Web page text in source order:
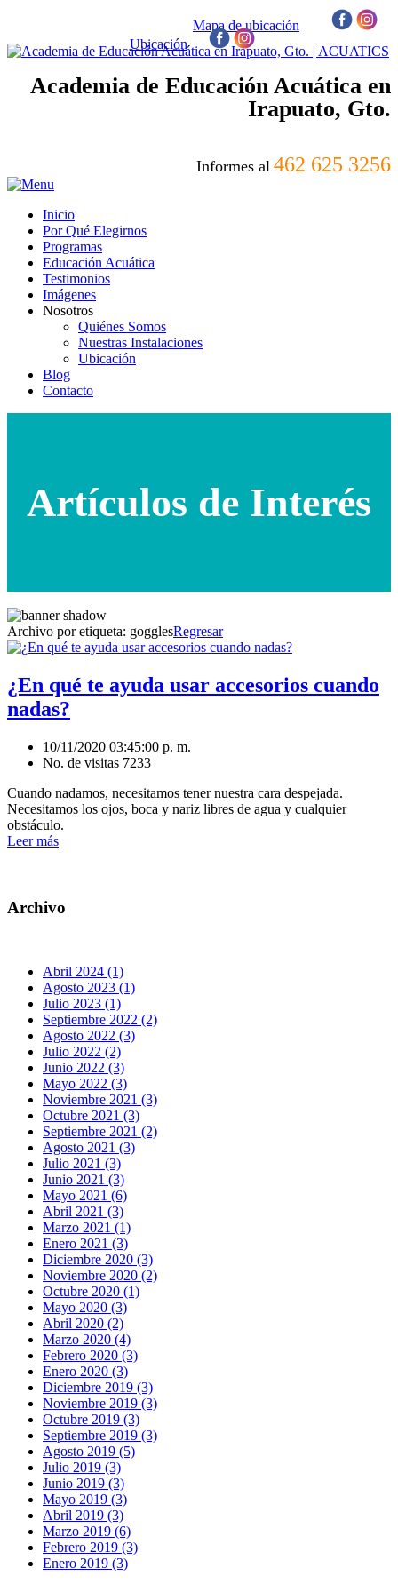
Mapa de ubicación
Ubicación /
Academia de Educación Acuática en
Irapuato, Gto.
Informes al 462 625 3256
Inicio
Por Qué Elegirnos
Programas
Educación Acuática
Testimonios
Imágenes
Nosotros
Quiénes Somos
Nuestras Instalaciones
Ubicación
Blog
Contacto
Artículos de Interés
Archivo por etiqueta: gogglesRegresar
¿En qué te ayuda usar accesorios cuando
nadas?
10/11/2020 03:45:00 p. m.
No. de visitas 7233
Cuando nadamos, necesitamos tener nuestra cara despejada.
Necesitamos los ojos, boca y nariz libres de agua y cualquier
obstáculo.
Leer más
Archivo
Abril 2024 (1)
Agosto 2023 (1)
Julio 2023 (1)
Septiembre 2022 (2)
Agosto 2022 (3)
Julio 2022 (2)
Junio 2022 (3)
Mayo 2022 (3)
Noviembre 2021 (3)
Octubre 2021 (3)
Septiembre 2021 (2)
Agosto 2021 (3)
Julio 2021 (3)
Junio 2021 (3)
Mayo 2021 (6)
Abril 2021 (3)
Marzo 2021 (1)
Enero 2021 (3)
Diciembre 2020 (3)
Noviembre 2020 (2)
Octubre 2020 (1)
Mayo 2020 (3)
Abril 2020 (2)
Marzo 2020 (4)
Febrero 2020 (3)
Enero 2020 (3)
Diciembre 2019 (3)
Noviembre 2019 (3)
Octubre 2019 (3)
Septiembre 2019 (3)
Agosto 2019 (5)
Julio 2019 (3)
Junio 2019 (3)
Mayo 2019 (3)
Abril 2019 (3)
Marzo 2019 (6)
Febrero 2019 (3)
Enero 2019 (3)